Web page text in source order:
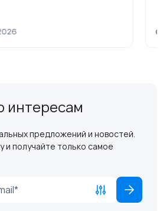
интересам
предложений и новостей.
и получайте только самое